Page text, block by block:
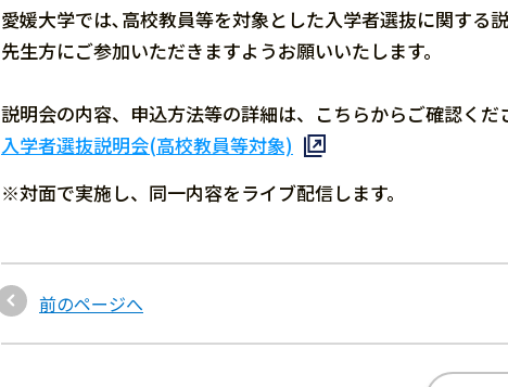
愛媛大学では､高校教員等を対象とした入学者選抜に関する
先生方にご参加いただきますようお願いいたします。
説明会の内容、申込方法等の詳細は、こちらからご確認くだ
入学者選抜説明会(高校教員等対象)
※対面で実施し、同一内容をライブ配信します。
前のページへ